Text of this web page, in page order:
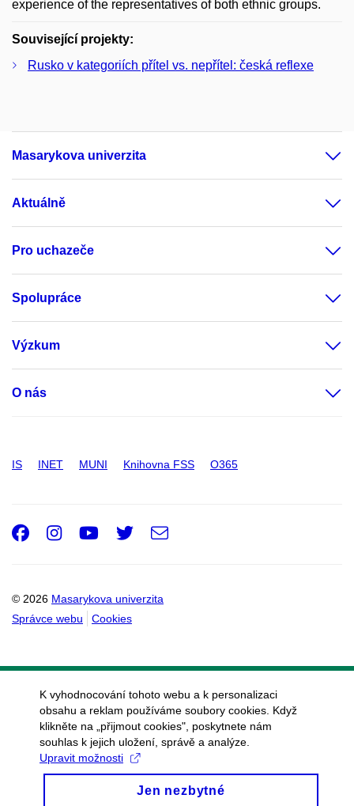
experience of the representatives of both ethnic groups.
Související projekty:
Rusko v kategoriích přítel vs. nepřítel: česká reflexe
Masarykova univerzita
Aktuálně
Pro uchazeče
Spolupráce
Výzkum
O nás
IS INET MUNI Knihovna FSS O365
© 2026 Masarykova univerzita
Správce webu
Cookies
Facebook
Instagram
Youtube
Twitter
e-
K vyhodnocování tohoto webu a k personalizaci
obsahu a reklam používáme soubory cookies. Když
klikněte na „přijmout cookies", poskytnete nám
souhlas k jejich uložení, správě a analýze.
Upravit možnosti
Jen nezbytné